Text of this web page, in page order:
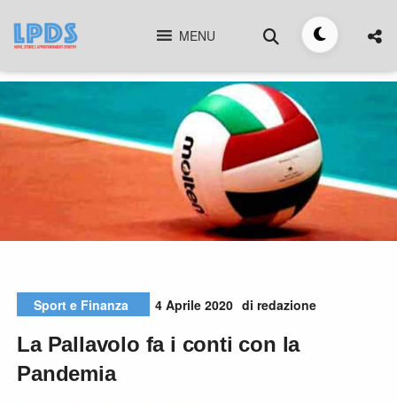
content
MENU
Cerca
Toggle
tema
Sport e Finanza 4 Aprile 2020 di redazione
La Pallavolo fa i conti con la
Pandemia